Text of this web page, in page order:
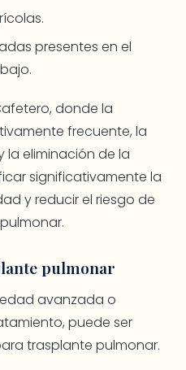
presentes en el
donde la
frecuente, la
eliminación de la
significativamente la
y reducir el riesgo de
pulmonar
avanzada o
puede ser
trasplante pulmonar.